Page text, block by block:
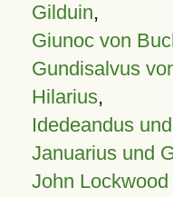
Gilduin,
Giunoc von
Gundisalvus
Hilarius,
Idedeandus
Januarius und
John